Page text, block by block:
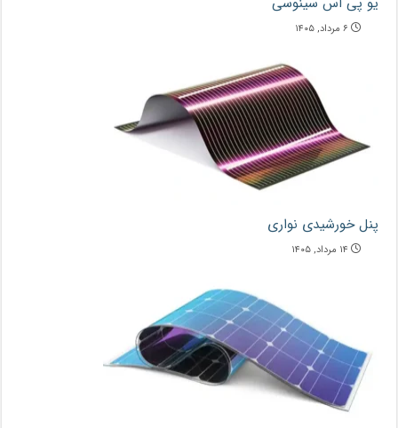
۶ مرداد, ۱۴۰۵
پنل خورشیدی نواری
۱۴ مرداد, ۱۴۰۵